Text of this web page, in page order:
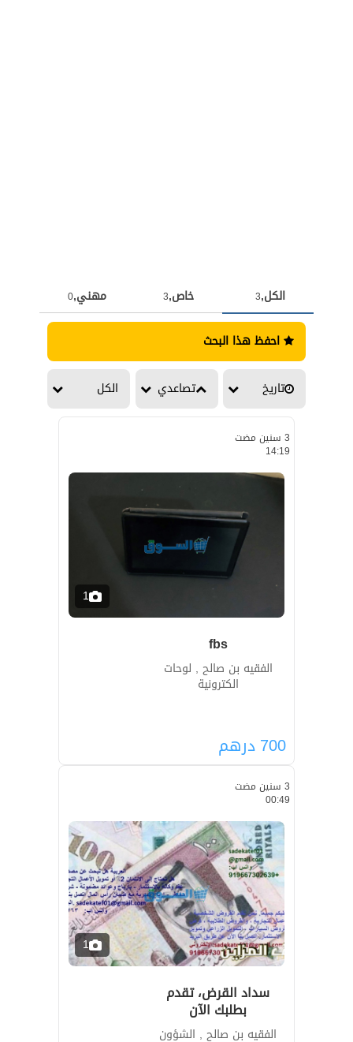
الكل,3 خاص,3 مهني,0
احفظ هذا البحث
تاريخ تصاعدي الكل
3 سنين مضت
14:19
1
fbs
الفقيه بن صالح , لوحات
الكترونية
700درهم
3 سنين مضت
00:49
1
سداد القرض، تقدم
بطلبك الآن
الفقيه بن صالح , الشؤون